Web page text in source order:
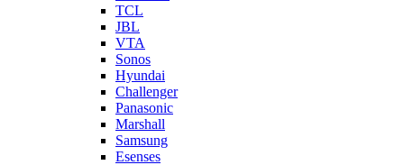
TCL
JBL
VTA
Sonos
Hyundai
Challenger
Panasonic
Marshall
Samsung
Esenses